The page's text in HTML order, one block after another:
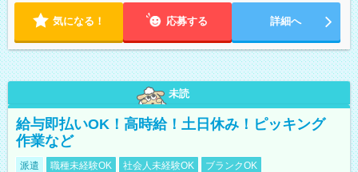
気になる！ 応募する 詳細へ
未読
給与即払いOK！高時給！土日休み！ピッキング
作業など
派遣 職種未経験OK 社会人未経験OK
ブランクOK